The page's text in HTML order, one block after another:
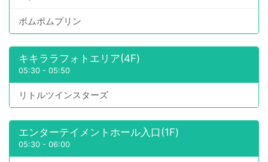
ポムポムプリン
キキララフォトエリア(4F)
05:30 - 05:50
リトルツインスターズ
エンターテイメントホール入口(1F)
05:30 - 06:00